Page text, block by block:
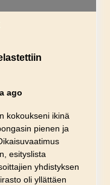
ago
kokoukseni ikinä
pienen ja
esityslista
yhdistyksen
oli yllättäen